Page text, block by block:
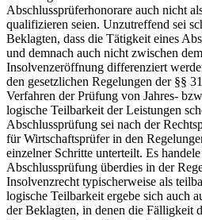
Abschlussprüferhonorare auch nicht
qualifizieren seien. Unzutreffend sei
Beklagten, dass die Tätigkeit eines
und demnach auch nicht zwischen
Insolvenzeröffnung differenziert
den gesetzlichen Regelungen der §§
Verfahren der Prüfung von Jahres-
logische Teilbarkeit der Leistungen
Abschlussprüfung sei nach der
für Wirtschaftsprüfer in den
einzelner Schritte unterteilt. Es
Abschlussprüfung überdies in der
Insolvenzrecht typischerweise als
logische Teilbarkeit ergebe sich auch
der Beklagten, in denen die Fälligkeit